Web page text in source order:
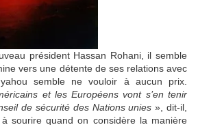
président Hassan Rohani, il semble
vers une détente de ses relations avec
semble ne vouloir à aucun prix.
et les Européens vont s’en tenir
de sécurité des Nations unies », dit-il,
sourire quand on considère la manière